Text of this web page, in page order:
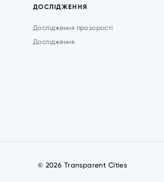
ДОСЛІДЖЕННЯ
Дослідження прозорості
Дослідження
© 2026 Transparent Cities